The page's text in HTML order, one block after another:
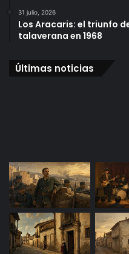
31 julio, 2026
Los Aracaris: el triunfo
talaverana en 1968
Últimas noticias